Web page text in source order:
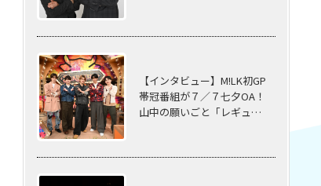
【インタビュー】M!LK初GP
帯冠番組が７／７七夕OA！
山中の願いごと「レギュ…